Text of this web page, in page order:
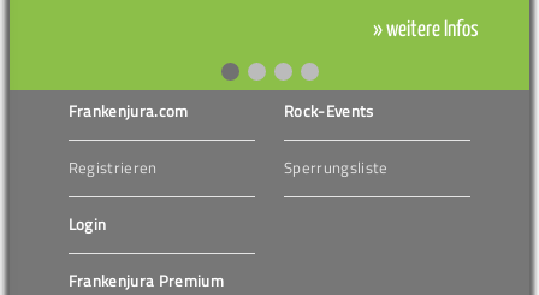
» weitere Infos
Frankenjura.com
Registrieren
Login
Frankenjura Premium
Rock-Events
Sperrungsliste